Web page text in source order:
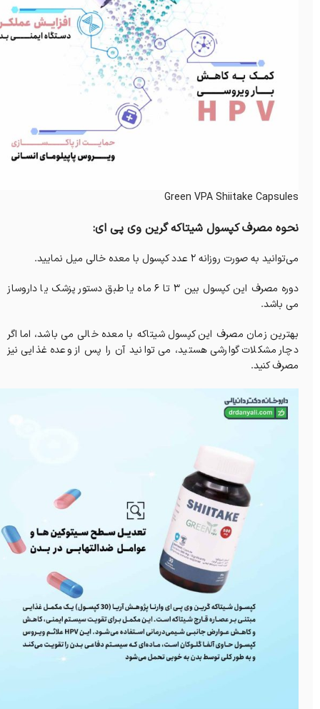
Green VPA Shiitake Capsules
نحوه مصرف کپسول شیتاکه گرین وی پی ای:
می‌توانید به صورت روزانه 2 عدد کپسول با معده خالی میل نمایید.
دوره مصرف این کپسول بین 3 تا 6 ماه یا طبق دستور پزشک یا داروساز
می باشد.
بهترین زمان مصرف این کپسول شیتاکه با معده خالی می باشد، اما اگر
دچار مشکلات گوارشی هستید، می توانید آن را پس از وعده غذایی نیز
مصرف کنید.